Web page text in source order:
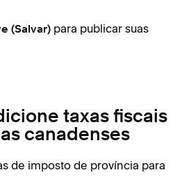
(Salvar) para publicar suas
taxas fiscais
canadenses
de imposto de província para